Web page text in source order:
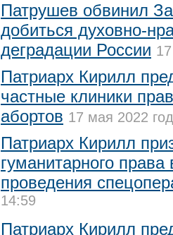
Патрушев обвинил
добиться духовно-
деградации России
Патриарх Кирилл
частные клиники
абортов 17 мая 2022
Патриарх Кирилл
гуманитарного права
проведения
14:59
Патриарх Кирилл